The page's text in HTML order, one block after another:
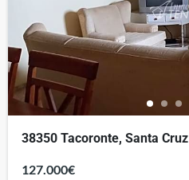
38350 Tacoronte, Santa
127.000€